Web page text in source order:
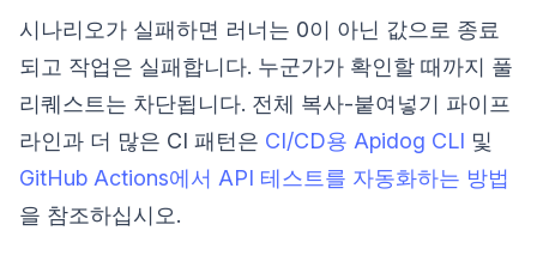
시나리오가 실패하면 러너는 0이 아닌 값으로 종료
되고 작업은 실패합니다. 누군가가 확인할 때까지 풀
리퀘스트는 차단됩니다. 전체 복사-붙여넣기 파이프
라인과 더 많은 CI 패턴은 CI/CD용 Apidog CLI 및
GitHub Actions에서 API 테스트를 자동화하는 방법
을 참조하십시오.